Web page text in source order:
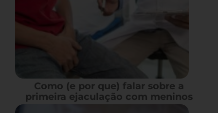
Como (e por que) falar sobre a
primeira ejaculação com meninos